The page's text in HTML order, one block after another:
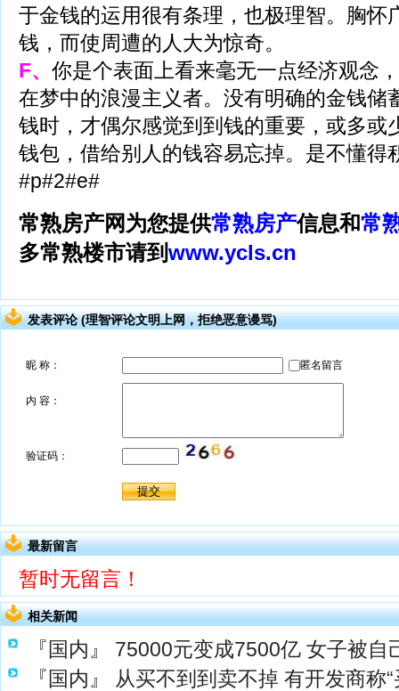
于金钱的运用很有条理，也极理智。胸怀
钱，而使周遭的人大为惊奇。
F、 你是个表面上看来毫无一点经济观念
在梦中的浪漫主义者。没有明确的金钱储
钱时，才偶尔感觉到到钱的重要，或多或
钱包，借给别人的钱容易忘掉。是不懂得
#p#2#e#
常熟房产网为您提供常熟房产信息和常
多常熟楼市请到www.ycls.cn
发表评论 (理智评论文明上网，拒绝恶意谩骂)
最新留言
暂时无留言！
相关新闻
『国内』
75000元变成7500亿 女子被自
『国内』
从买不到到卖不掉 有开发商称